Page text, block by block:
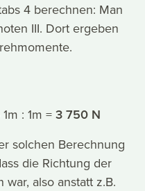
4 berechnen: Man
III. Dort ergeben
: 1m = 3 750 N
solchen Berechnung
die Richtung der
also anstatt z.B.